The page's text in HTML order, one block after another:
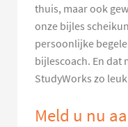
thuis, maar ook
onze bijles
persoonlijke
bijlescoach. En dat
StudyWorks zo
Meld u nu